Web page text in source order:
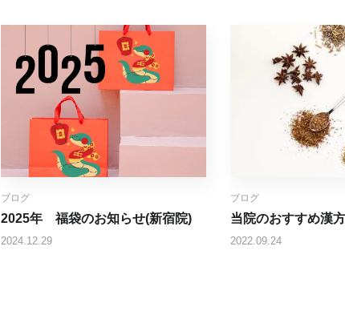
ブログ
2025年 福袋のお知らせ(新宿院)
2024.12.29
ブログ
当院のおすすめ漢
2022.09.24